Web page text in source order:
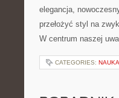
elegancja,
przełożyć styl na
W centrum naszej
CATEGORIES: NAUKA